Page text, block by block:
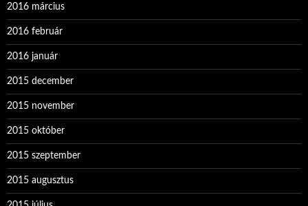
2016 március
2016 február
2016 január
2015 december
2015 november
2015 október
2015 szeptember
2015 augusztus